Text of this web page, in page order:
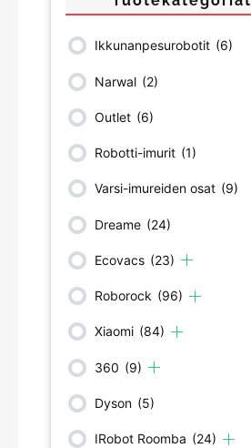
Ikkunanpesurobotit (6)
Narwal (2)
Outlet (6)
Robotti-imurit (1)
Varsi-imureiden osat (9)
Dreame (24)
Ecovacs (23)
Roborock (96)
Xiaomi (84)
360 (9)
Dyson (5)
IRobot Roomba (24)